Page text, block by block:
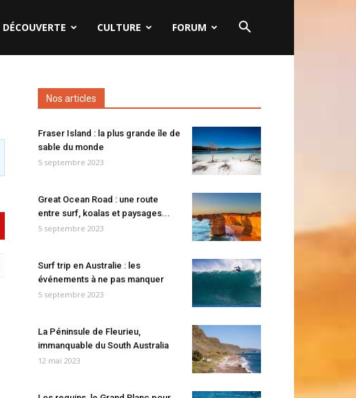
DÉCOUVERTE CULTURE FORUM
Nos articles
Fraser Island : la plus grande île de
sable du monde
5 septembre 2023
Great Ocean Road : une route
entre surf, koalas et paysages...
5 septembre 2023
Surf trip en Australie : les
événements à ne pas manquer
5 septembre 2023
La Péninsule de Fleurieu,
immanquable du South Australia
12 mai 2023